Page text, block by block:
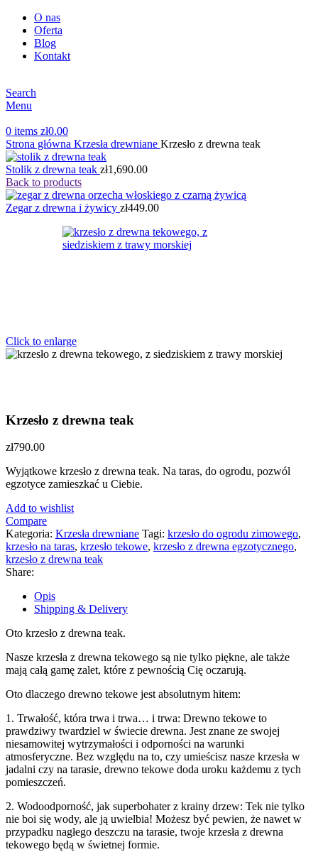
O nas
Oferta
Blog
Kontakt
Search
Menu
0 items zł0.00
Strona główna Krzesła drewniane Krzesło z drewna teak
Stolik z drewna teak zł1,690.00
Back to products
Zegar z drewna i żywicy zł449.00
Click to enlarge
Krzesło z drewna teak
zł790.00
Wyjątkowe krzesło z drewna teak. Na taras, do ogrodu, pozwól
egzotyce zamieszkać u Ciebie.
Add to wishlist
Compare
Kategoria: Krzesła drewniane Tagi: krzesło do ogrodu zimowego,
krzesło na taras, krzesło tekowe, krzesło z drewna egzotycznego,
krzesło z drewna teak
Share:
Opis
Shipping & Delivery
Oto krzesło z drewna teak.
Nasze krzesła z drewna tekowego są nie tylko piękne, ale także
mają całą gamę zalet, które z pewnością Cię oczarują.
Oto dlaczego drewno tekowe jest absolutnym hitem:
1. Trwałość, która trwa i trwa… i trwa: Drewno tekowe to
prawdziwy twardziel w świecie drewna. Jest znane ze swojej
niesamowitej wytrzymałości i odporności na warunki
atmosferyczne. Bez względu na to, czy umieścisz nasze krzesła w
jadalni czy na tarasie, drewno tekowe doda uroku każdemu z tych
pomieszczeń.
2. Wodoodporność, jak superbohater z krainy drzew: Tek nie tylko
nie boi się wody, ale ją uwielbia! Możesz być pewien, że nawet w
przypadku nagłego deszczu na tarasie, twoje krzesła z drewna
tekowego będą w świetnej formie.